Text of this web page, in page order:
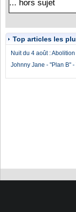
Top articles les
Nuit du 4 août :
Johnny Jane - "Plan B"